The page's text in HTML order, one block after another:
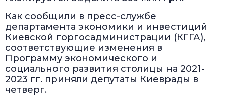
Как сообщили в пресс-службе
департамента экономики и инвестиций
Киевской горгосадминистрации (КГГА),
соответствующие изменения в
Программу экономического и
социального развития столицы на 2021-
2023 гг. приняли депутаты Киеврады в
четверг.